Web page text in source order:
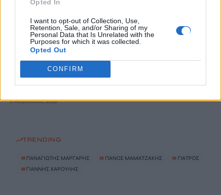
Opted In
I want to opt-out of Collection, Use,
Retention, Sale, and/or Sharing of my
Personal Data that Is Unrelated with the
Purposes for which it was collected.
Opted Out
CONFIRM
Τροχαίο στο ΙΤΕ: Μαζεύουν υπογραφές ζητώντας το
αυτονόητο!
6 Αυγούστου, 2026
Η ανακάλυψη της γραφής και η επανάσταση της
6 Αυγούστου, 2026
TRENDING
# ΠΑΝΑΓΙΩΤΗΣ ΜΑΡΓΑΡΗΣ # ΠΑΝΟΣ ΜΑΜΑΤΖΑΚΗΣ # ΓΙΑΤΡΟΣ
# ΓΙΑΝΝΗΣ ΧΑΡΟΥΛΗΣ